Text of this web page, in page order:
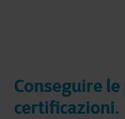
Conseguire
certificazioni.